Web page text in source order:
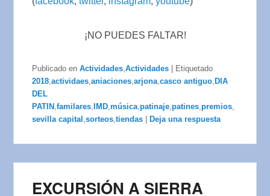
¡NO PUEDES FALTAR!
Publicado en Actividades ,Actividades | Etiquetado
2018 ,actividaes ,aniaciones ,arjona ,casco antiguo ,DIA
DEL
PATIN ,familares ,IMD ,música ,patinaje ,patines ,premios
sevilla capital ,sorteos ,tiendas |Deja una respuesta
EXCURSIÓN A SIERRA